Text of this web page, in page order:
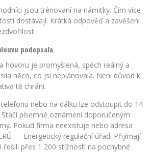
jsou trénovaní na námitky. Čím více
dostávají. Krátká odpověď a zavěšení
podepsala
hovoru je promyšlená, spěch reálný a
něco, co jsi neplánovala. Není důvod k
tě chrání.
nebo na dálku lze odstoupit do 14
písemné oznámení doporučeným
Pokud firma neexistuje nebo adresa
— Energetický regulační úřad. Přijímají
řešili přes 1 200 stížností na pochybné